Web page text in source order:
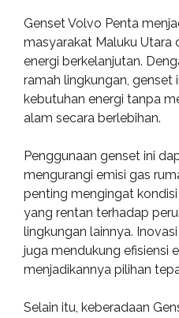
Genset Volvo Penta
masyarakat Maluku Utara
energi berkelanjutan.
ramah lingkungan, genset
kebutuhan energi tanpa
alam secara berlebihan.
Penggunaan genset ini
mengurangi emisi gas
penting mengingat
yang rentan terhadap
lingkungan lainnya.
juga mendukung efisiensi
menjadikannya pilihan
Selain itu, keberadaan